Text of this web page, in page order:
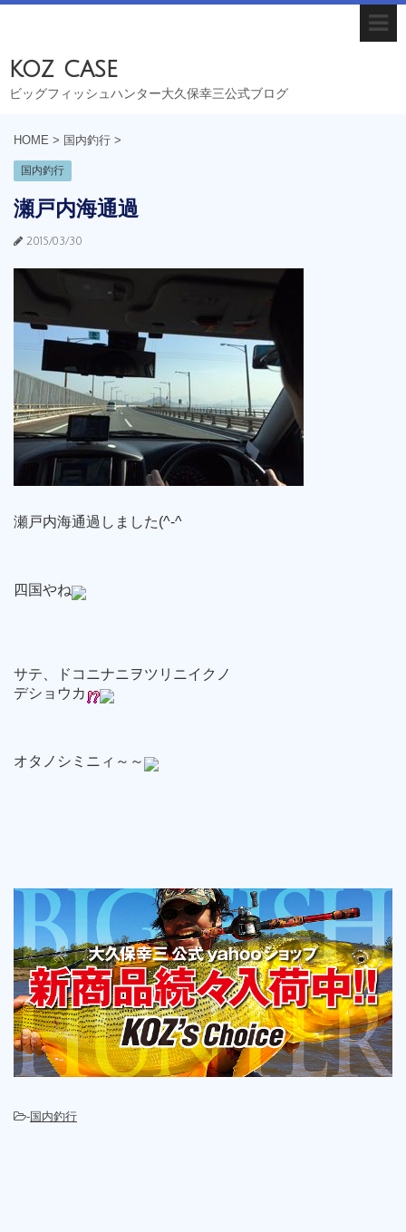
koz case
ビッグフィッシュハンター大久保幸三公式ブログ
HOME > 国内釣行 >
国内釣行
瀬戸内海通過
2015/03/30
瀬戸内海通過しました(^-^ゞ
四国やね
サテ、ドコニナニヲツリニイクノ
デショウカ
オタノシミニィ～～
-国内釣行